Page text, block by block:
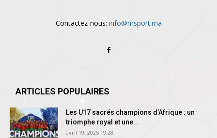
Contactez-nous: info@msport.ma
ARTICLES POPULAIRES
Les U17 sacrés champions d’Afrique : un
triomphe royal et une...
avril 19, 2025 19:28